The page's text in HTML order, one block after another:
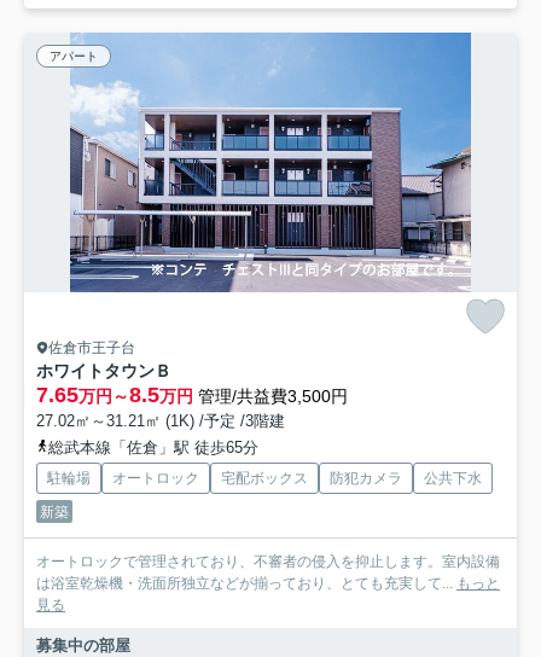
アパート
佐倉市王子台
ホワイトタウンＢ
7.65万円～8.5万円 管理/共益費3,500円
27.02㎡～31.21㎡ (1K) /予定 /3階建
総武本線「佐倉」駅 徒歩65分
駐輪場 オートロック 宅配ボックス 防犯カメラ
公共下水
新築
オートロックで管理されており、不審者の侵入を抑止します。室内設備
は浴室乾燥機・洗面所独立などが揃っており、とても充実して... もっと
見る
募集中の部屋